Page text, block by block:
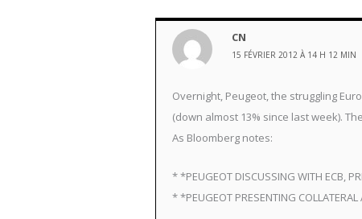
CN
15 FÉVRIER 2012 À 14 H 12 MIN
Overnight, Peugeot, the struggling
(down almost 13% since last week).
As Bloomberg notes:
* *PEUGEOT DISCUSSING WITH ECB,
* *PEUGEOT PRESENTING COLLATERAL